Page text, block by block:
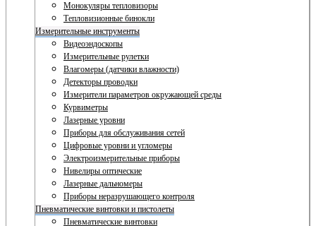
Монокуляры тепловизоры
Тепловизионные бинокли
Измерительные инструменты
Видеоэндоскопы
Измерительные рулетки
Влагомеры (датчики влажности)
Детекторы проводки
Измерители параметров окружающей среды
Курвиметры
Лазерные уровни
Приборы для обслуживания сетей
Цифровые уровни и угломеры
Электроизмерительные приборы
Нивелиры оптические
Лазерные дальномеры
Приборы неразрушающего контроля
Пневматические винтовки и пистолеты
Пневматические винтовки